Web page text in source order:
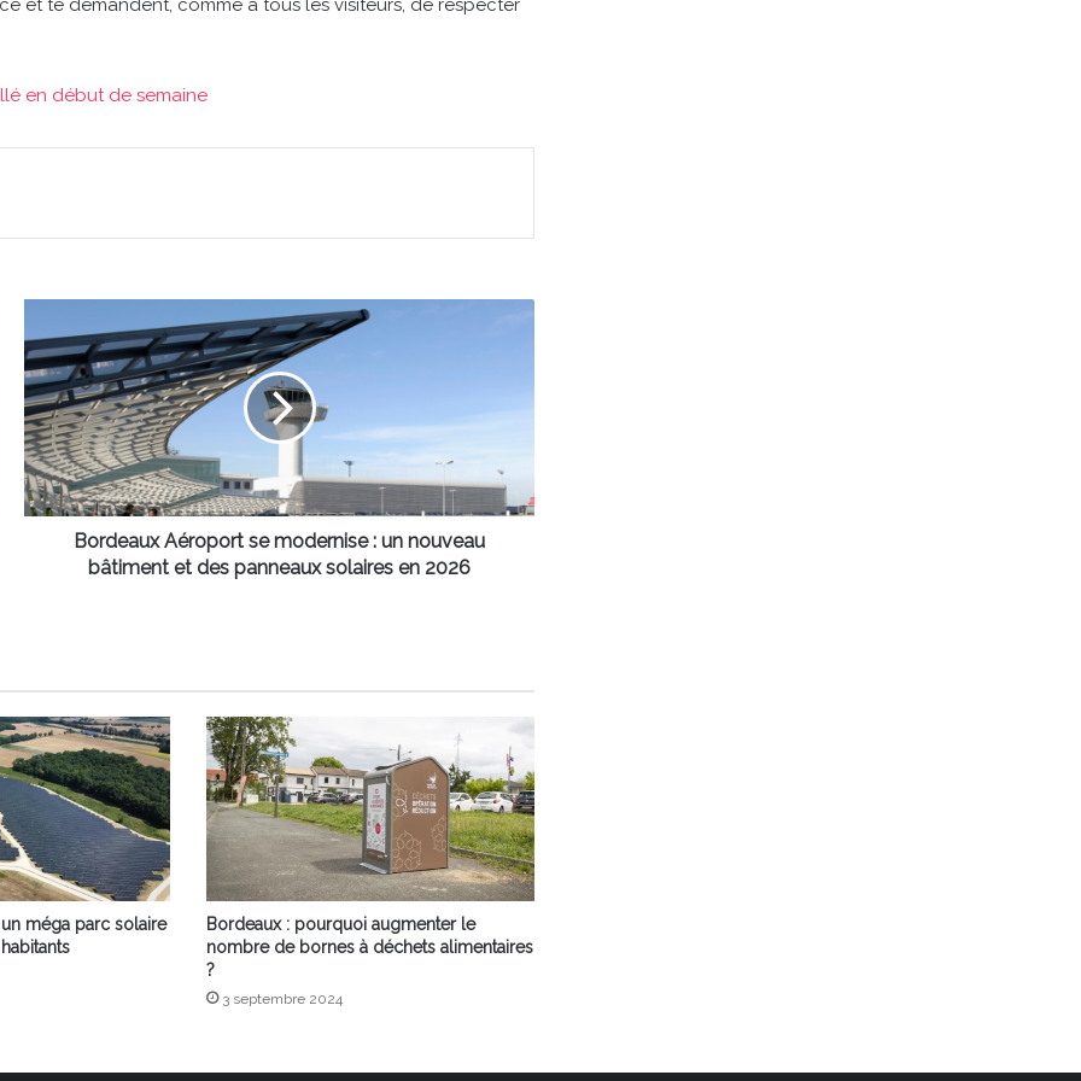
et te demandent, comme à tous les visiteurs, de respecter
en début de semaine
Aéroport
se
modernise
:
un
nouveau
bâtiment
et
panneaux
Bordeaux Aéroport se modernise : un nouveau
bâtiment et des panneaux solaires en 2026
méga parc solaire
Bordeaux : pourquoi augmenter le
nombre de bornes à déchets alimentaires
?
3 septembre 2024